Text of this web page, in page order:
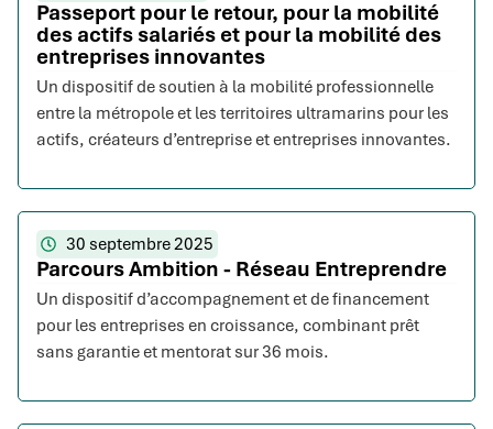
Passeport pour le retour, pour la mobilité
des actifs salariés et pour la mobilité des
entreprises innovantes
Un dispositif de soutien à la mobilité professionnelle
entre la métropole et les territoires ultramarins pour les
actifs, créateurs d’entreprise et entreprises innovantes.
30 septembre 2025
Parcours Ambition - Réseau Entreprendre
Un dispositif d’accompagnement et de financement
pour les entreprises en croissance, combinant prêt
sans garantie et mentorat sur 36 mois.